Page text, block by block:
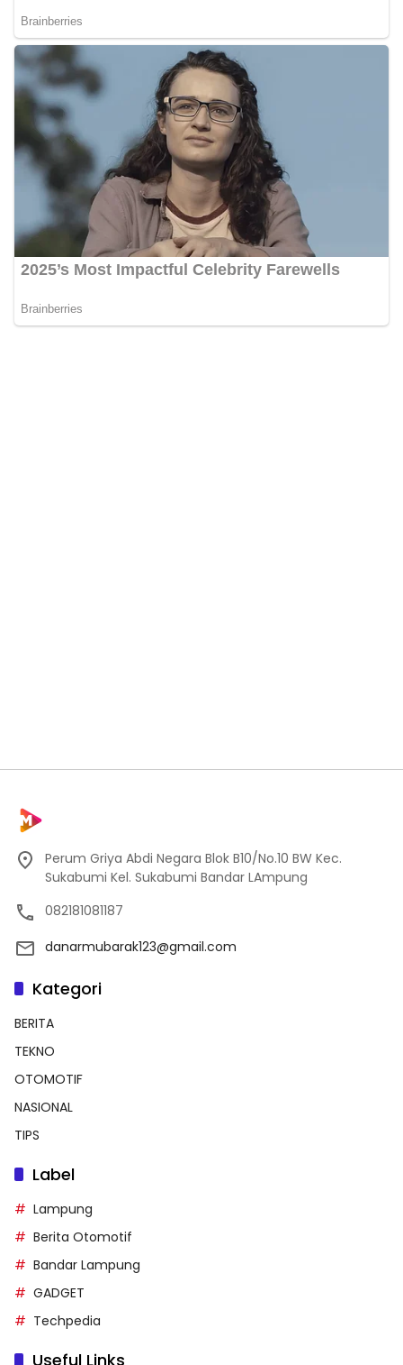
Perum Griya Abdi Negara Blok B10/No.10 BW Kec.
Sukabumi Kel. Sukabumi Bandar LAmpung
082181081187
danarmubarak123@gmail.com
Kategori
BERITA
TEKNO
OTOMOTIF
NASIONAL
TIPS
Label
Lampung
Berita Otomotif
Bandar Lampung
GADGET
Techpedia
Useful Links